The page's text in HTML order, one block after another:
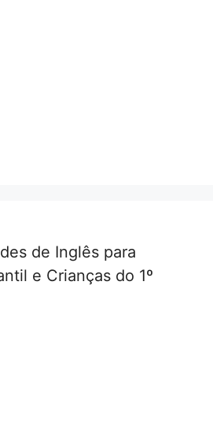
de Inglês para
e Crianças do 1º